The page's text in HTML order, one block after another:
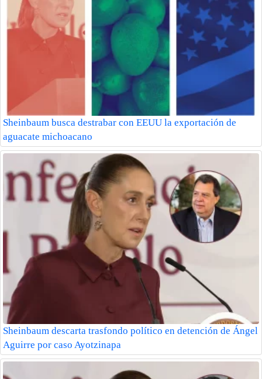
Sheinbaum busca destrabar con EEUU la exportación de
aguacate michoacano
Sheinbaum descarta trasfondo político en detención de Ángel
Aguirre por caso Ayotzinapa